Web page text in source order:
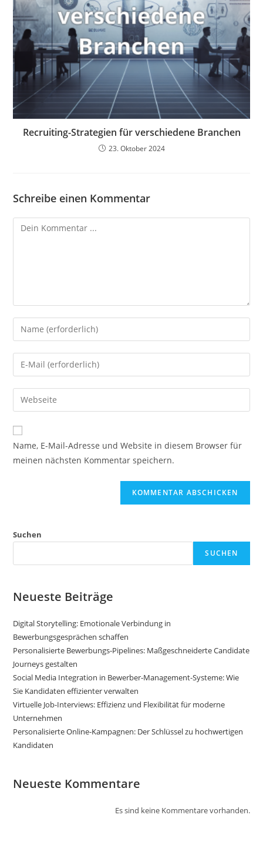
Recruiting-Strategien für verschiedene Branchen
23. Oktober 2024
Schreibe einen Kommentar
Kommentieren
Gib
deinen
Namen
oder
zum
Kommentieren
ein
Gib
deine
E-
Mail-
zum
Kommentieren
ein
Gib
deine
Website-
URL
Name, E-Mail-Adresse und Website in diesem Browser für
meinen nächsten Kommentar speichern.
Suchen
SUCHEN
Neueste Beiträge
Digital Storytelling: Emotionale Verbindung in
Bewerbungsgesprächen schaffen
Personalisierte Bewerbungs-Pipelines: Maßgeschneiderte Candidate
Journeys gestalten
Social Media Integration in Bewerber-Management-Systeme: Wie
Sie Kandidaten effizienter verwalten
Virtuelle Job-Interviews: Effizienz und Flexibilität für moderne
Unternehmen
Personalisierte Online-Kampagnen: Der Schlüssel zu hochwertigen
Kandidaten
Neueste Kommentare
Es sind keine Kommentare vorhanden.